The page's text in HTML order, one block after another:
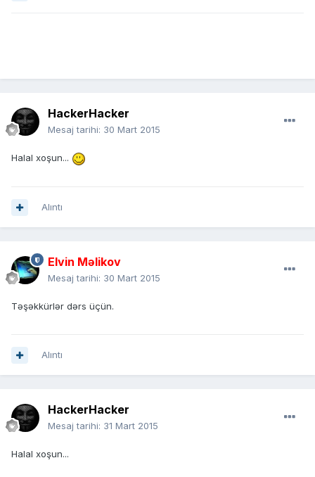
HackerHacker
Mesaj tarihi: 30 Mart 2015
Halal xoşun...
Alıntı
Elvin Məlikov
Mesaj tarihi: 30 Mart 2015
Təşəkkürlər dərs üçün.
Alıntı
HackerHacker
Mesaj tarihi: 31 Mart 2015
Halal xoşun...